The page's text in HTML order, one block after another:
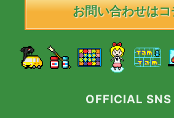
お問い合わせは
OFFICIAL SNS